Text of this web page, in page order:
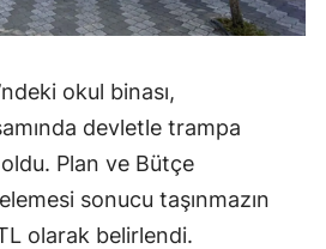
okul binası,
devletle trampa
Plan ve Bütçe
sonucu taşınmazın
olarak belirlendi.